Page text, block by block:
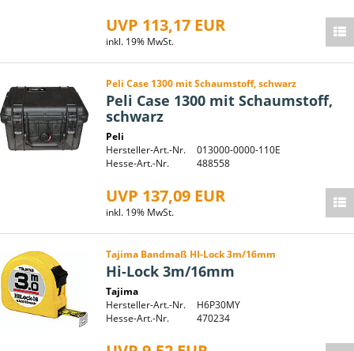
UVP 113,17 EUR
inkl. 19% MwSt.
Peli Case 1300 mit Schaumstoff, schwarz
Peli Case 1300 mit Schaumstoff,
schwarz
Peli
Hersteller-Art.-Nr.
013000-0000-110E
Hesse-Art.-Nr.
488558
UVP 137,09 EUR
inkl. 19% MwSt.
Tajima Bandmaß HI-Lock 3m/16mm
Hi-Lock 3m/16mm
Tajima
Hersteller-Art.-Nr.
H6P30MY
Hesse-Art.-Nr.
470234